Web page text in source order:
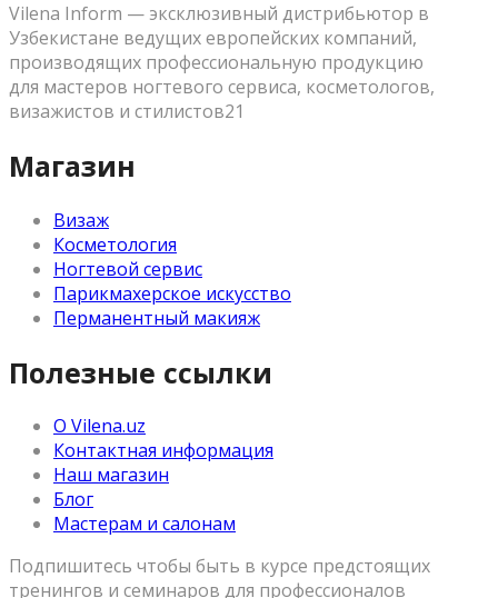
Vilena Inform — эксклюзивный дистрибьютор в
Узбекистане ведущих европейских компаний,
производящих профессиональную продукцию
для мастеров ногтевого сервиса, косметологов,
визажистов и стилистов21
Магазин
Визаж
Косметология
Ногтевой сервис
Парикмахерское искусство
Перманентный макияж
Полезные ссылки
О Vilena.uz
Контактная информация
Наш магазин
Блог
Мастерам и салонам
Подпишитесь чтобы быть в курсе предстоящих
тренингов и семинаров для профессионалов